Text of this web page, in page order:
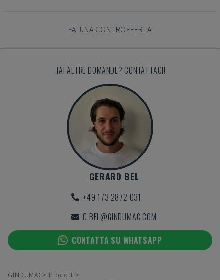
FAI UNA CONTROFFERTA
HAI ALTRE DOMANDE? CONTATTACI!
GERARD BEL
+49 173 2872 031
G.BEL@GINDUMAC.COM
CONTATTA SU WHATSAPP
GINDUMAC
Prodotti